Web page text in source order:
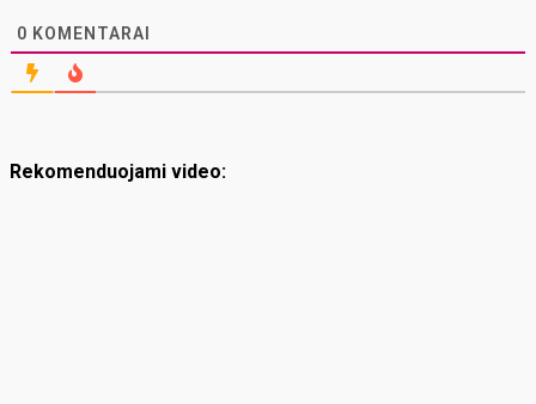
0 KOMENTARAI
Rekomenduojami video: